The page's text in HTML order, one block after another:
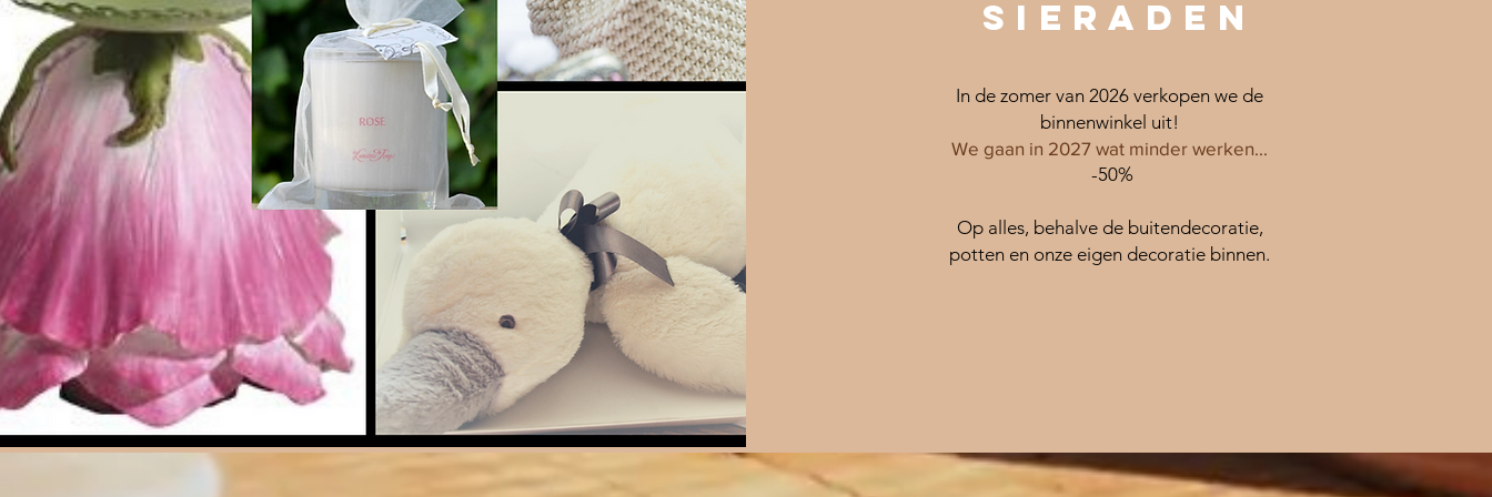
sieraden
In de zomer van 2026 verkopen we de
binnenwinkel uit!
We gaan in 2027 wat minder werken...
-50%
Op alles, behalve de buitendecoratie,
potten en onze eigen decoratie binnen.